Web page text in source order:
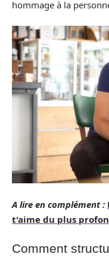
hommage à la
A lire en complément :
t'aime du plus
Comment